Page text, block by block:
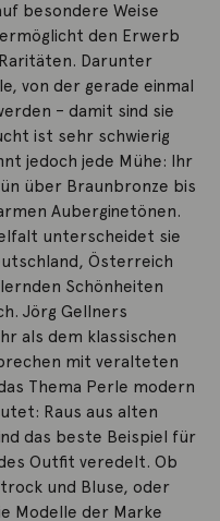
besondere Weise
den Erwerb
Darunter
von der gerade einmal
– damit sind sie
ist sehr schwierig
jedoch jede Mühe: Ihr
über Braunbronze bis
Auberginetönen.
unterscheidet sie
Österreich
Schönheiten
Jörg Gellners
als dem klassischen
mit veralteten
Thema Perle modern
Raus aus alten
das beste Beispiel für
Outfit veredelt. Ob
und Bluse, oder
Modelle der Marke